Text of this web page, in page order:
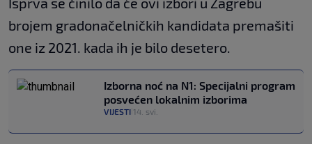
brojem gradonačelničkih kandidata premašiti
one iz 2021. kada ih je bilo desetero.
Izborna noć na N1: Specijalni program
posvećen lokalnim izborima
VIJESTI 14. svi.